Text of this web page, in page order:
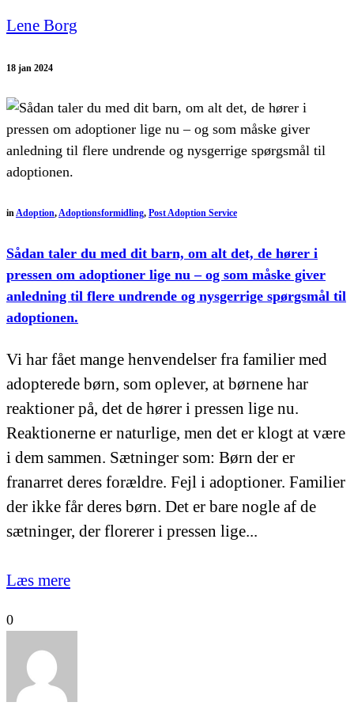
Lene Borg
18 jan 2024
inAdoption,Adoptionsformidling, Post Adoption Service
Sådan taler du med dit barn, om alt det, de hører i
pressen om adoptioner lige nu – og som måske giver
anledning til flere undrende og nysgerrige spørgsmål til
adoptionen.
Vi har fået mange henvendelser fra familier med
adopterede børn, som oplever, at børnene har
reaktioner på, det de hører i pressen lige nu.
Reaktionerne er naturlige, men det er klogt at være
i dem sammen. Sætninger som: Børn der er
franarret deres forældre. Fejl i adoptioner. Familier
der ikke får deres børn. Det er bare nogle af de
sætninger, der florerer i pressen lige...
Læs mere
0